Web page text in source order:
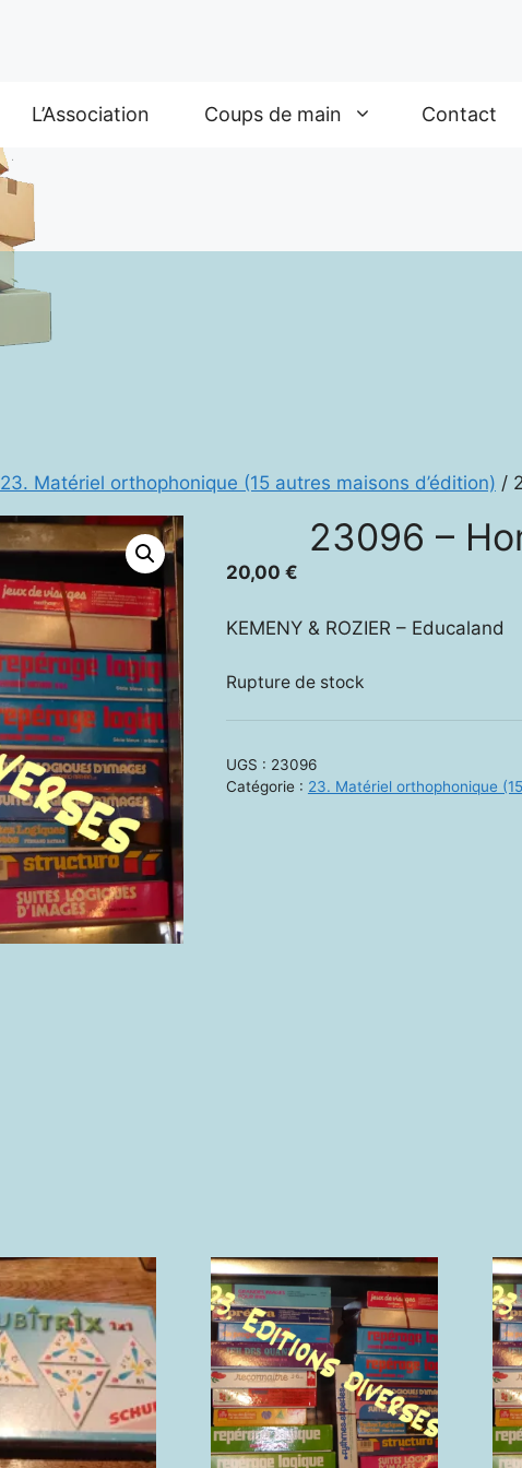
L’Association Coups de main Contact
23. Matériel orthophonique (15 autres maisons d’édition) /
23096 –
20,00 €
KEMENY & ROZIER – Educaland
Rupture de stock
UGS : 23096
Catégorie : 23. Matériel orthophonique